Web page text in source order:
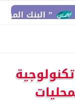
المركزي” : معدلات الشمول المالي